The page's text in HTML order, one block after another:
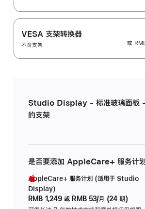
VESA 支架转换器
不含支架
或
Studio Display - 标准玻璃面板 -
的支架
是否要添加 AppleCare+ 服务计划
AppleCare+ 服务计划 (适用于 Studio
Display)
RMB 1,249 或 RMB 53/月 (24 期)